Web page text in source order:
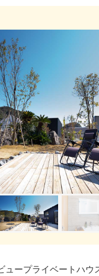
ュープライベートハウ